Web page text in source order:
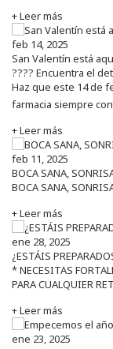
+ Leer más
feb 14, 2025
San Valentín está
???? Encuentra el
Haz que este 14 de
farmacia siempre
+ Leer más
feb 11, 2025
BOCA SANA,
BOCA SANA,
+ Leer más
ene 28, 2025
¿ESTÁIS
* NECESITAS
PARA CUALQUIER
+ Leer más
ene 23, 2025